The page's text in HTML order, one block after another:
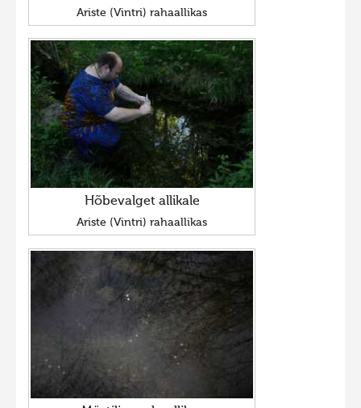
Ariste (Vintri) rahaallikas
Hõbevalget allikale
Ariste (Vintri) rahaallikas